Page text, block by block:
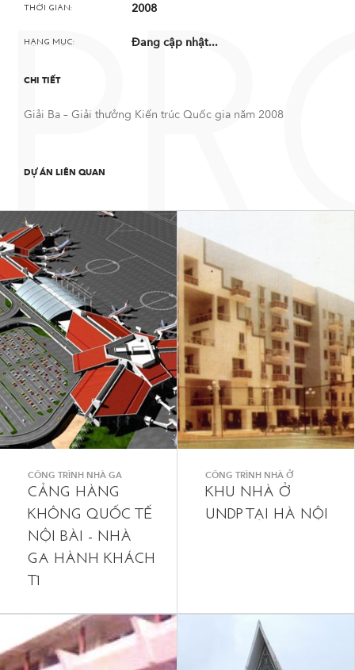
THỜI GIAN: 2008
HẠNG MỤC: Đang cập nhật...
CHI TIẾT
Giải Ba – Giải thưởng Kiến trúc Quốc gia năm 2008
DỰ ÁN LIÊN QUAN
CÔNG TRÌNH NHÀ GA
CẢNG HÀNG
KHÔNG QUỐC TẾ
NỘI BÀI - NHÀ
GA HÀNH KHÁCH
T1
CÔNG TRÌNH NHÀ Ở
KHU NHÀ Ở
UNDP TẠI HÀ NỘI